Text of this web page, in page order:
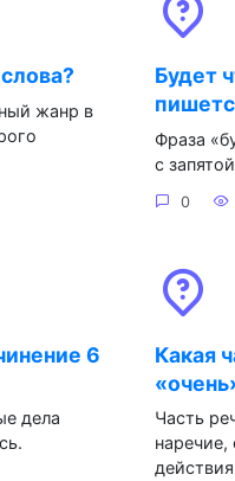
жанр в
Будет
Фраза
с
0
6
дела
Какая
Часть